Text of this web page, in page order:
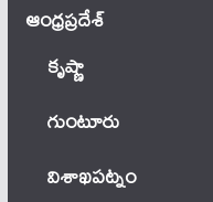
ఆంధ్ర‌ప్ర‌దేశ్
కృష్ణా
గుంటూరు
విశాఖపట్నం